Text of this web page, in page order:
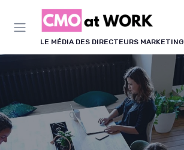
LE MÉDIA DES DIRECTEURS MARKETING
Panneau de gestion des cookies